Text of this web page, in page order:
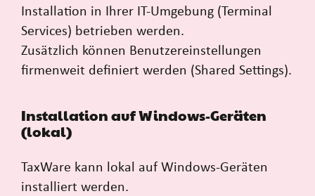
Installation in Ihrer IT-Umgebung (Terminal
Services) betrieben werden.
Zusätzlich können Benutzereinstellungen
firmenweit definiert werden (Shared Settings).
Installation auf Windows-Geräten
(lokal)
TaxWare kann lokal auf Windows-Geräten
installiert werden.